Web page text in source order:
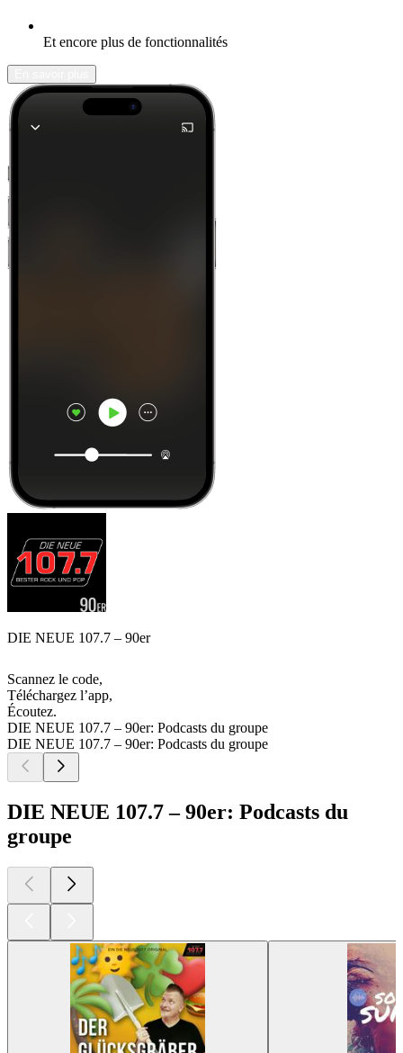
Et encore plus de fonctionnalités
DIE NEUE 107.7 – 90er
Scannez le code,
Téléchargez l’app,
Écoutez.
DIE NEUE 107.7 – 90er: Podcasts du groupe
DIE NEUE 107.7 – 90er: Podcasts du groupe
DIE NEUE 107.7 – 90er: Podcasts du
groupe